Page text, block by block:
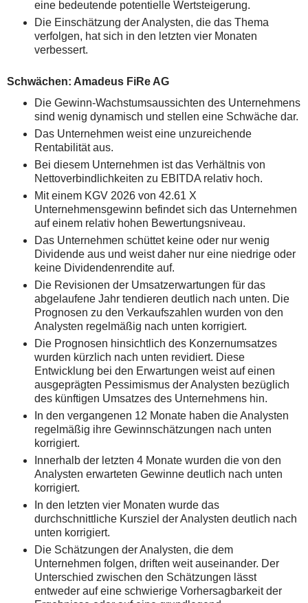
eine bedeutende potentielle Wertsteigerung.
Die Einschätzung der Analysten, die das Thema
verfolgen, hat sich in den letzten vier Monaten
verbessert.
Schwächen: Amadeus FiRe AG
Die Gewinn-Wachstumsaussichten des Unternehmens
sind wenig dynamisch und stellen eine Schwäche dar.
Das Unternehmen weist eine unzureichende
Rentabilität aus.
Bei diesem Unternehmen ist das Verhältnis von
Nettoverbindlichkeiten zu EBITDA relativ hoch.
Mit einem KGV 2026 von 42.61 X
Unternehmensgewinn befindet sich das Unternehmen
auf einem relativ hohen Bewertungsniveau.
Das Unternehmen schüttet keine oder nur wenig
Dividende aus und weist daher nur eine niedrige oder
keine Dividendenrendite auf.
Die Revisionen der Umsatzerwartungen für das
abgelaufene Jahr tendieren deutlich nach unten. Die
Prognosen zu den Verkaufszahlen wurden von den
Analysten regelmäßig nach unten korrigiert.
Die Prognosen hinsichtlich des Konzernumsatzes
wurden kürzlich nach unten revidiert. Diese
Entwicklung bei den Erwartungen weist auf einen
ausgeprägten Pessimismus der Analysten bezüglich
des künftigen Umsatzes des Unternehmens hin.
In den vergangenen 12 Monate haben die Analysten
regelmäßig ihre Gewinnschätzungen nach unten
korrigiert.
Innerhalb der letzten 4 Monate wurden die von den
Analysten erwarteten Gewinne deutlich nach unten
korrigiert.
In den letzten vier Monaten wurde das
durchschnittliche Kursziel der Analysten deutlich nach
unten korrigiert.
Die Schätzungen der Analysten, die dem
Unternehmen folgen, driften weit auseinander. Der
Unterschied zwischen den Schätzungen lässt
entweder auf eine schwierige Vorhersagbarkeit der